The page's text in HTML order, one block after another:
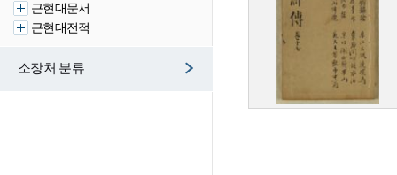
근현대문서
근현대전적
소장처 분류